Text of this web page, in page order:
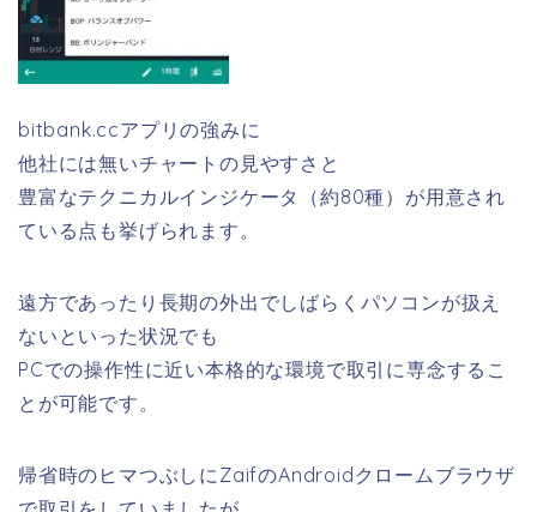
bitbank.ccアプリの強みに
他社には無いチャートの見やすさと
豊富なテクニカルインジケータ（約80種）が用意され
ている点も挙げられます。
遠方であったり長期の外出でしばらくパソコンが扱え
ないといった状況でも
PCでの操作性に近い本格的な環境で取引に専念するこ
とが可能です。
帰省時のヒマつぶしにZaifのAndroidクロームブラウザ